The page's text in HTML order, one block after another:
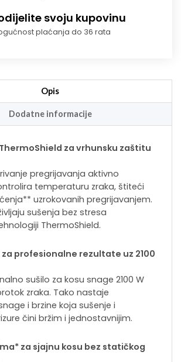
svoju kupovinu
plaćanja do 36 rata
Opis
Dodatne informacije
za vrhunsku zaštitu
pregrijavanja aktivno
temperaturu zraka, štiteći
uzrokovanih pregrijavanjem.
sušenja bez stresa
ThermoShield.
za profesionalne rezultate uz 2100
sušilo za kosu snage 2100 W
zraka. Tako nastaje
i brzine koja sušenje i
čini bržim i jednostavnijim.
za sjajnu kosu bez statičkog